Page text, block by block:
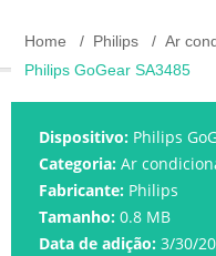
Home Philips
Ar
Philips GoGear SA3485
Dispositivo: Philips
Categoria: Ar
Fabricante: Philips
Tamanho: 0.8 MB
Data de adição: 3/30/